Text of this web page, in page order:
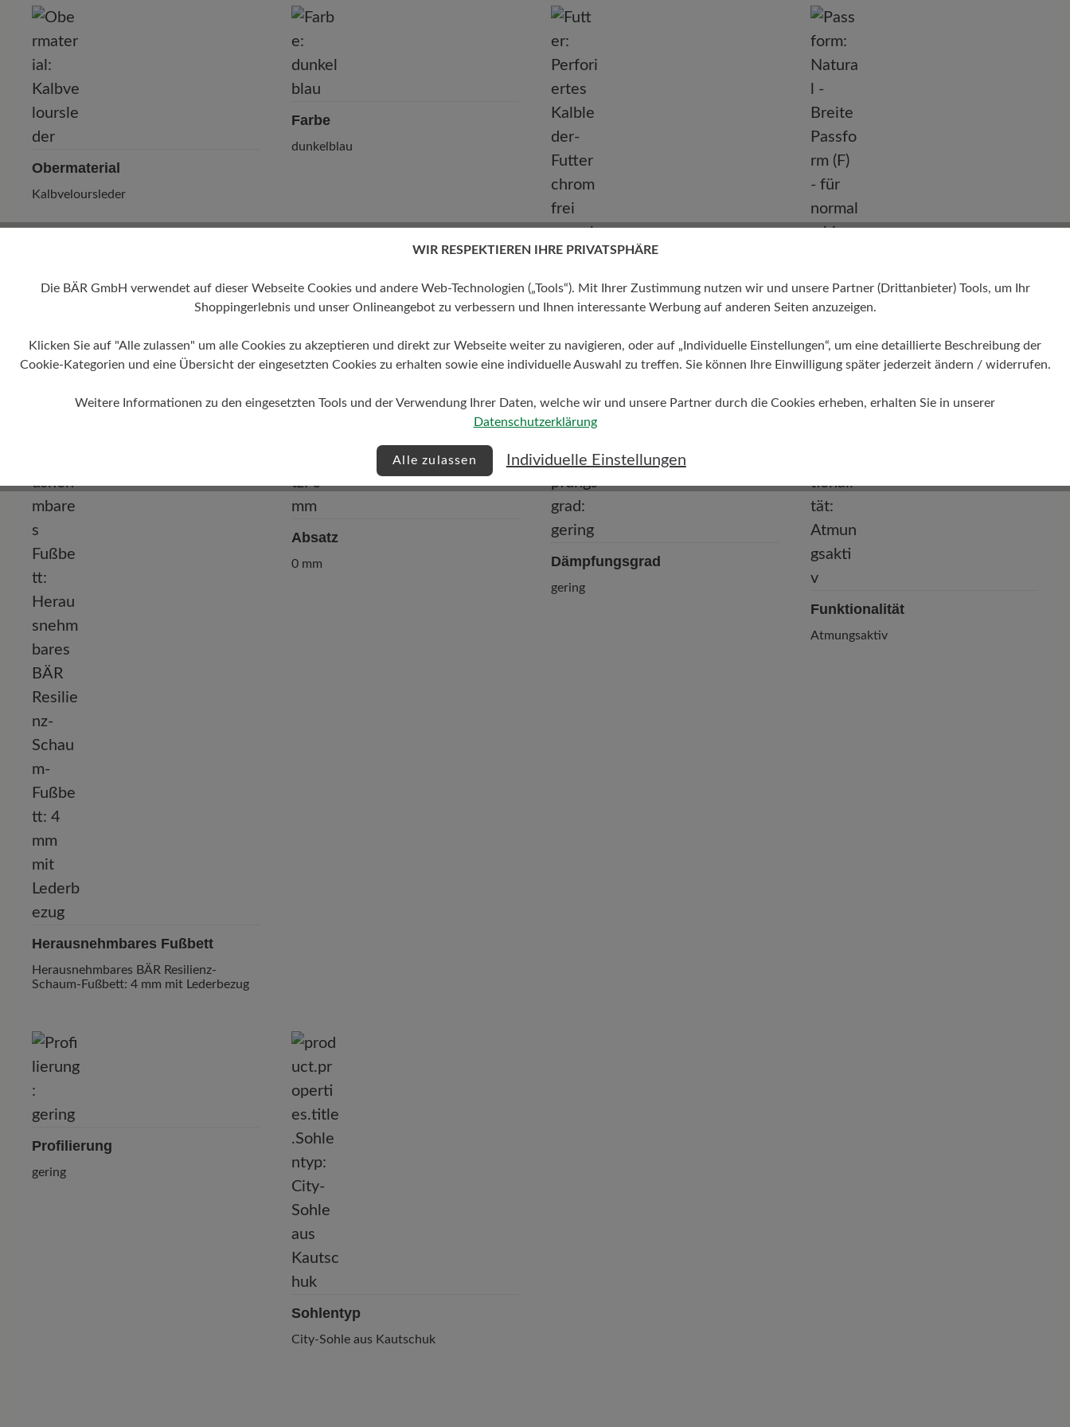
Pleidelsheimer Str. 15/1, 74321 Bietigheim-Bissingen, Deutschland
kundenbetreuung@baer-schuhe.de
Telefon: 0800 51 65 65 56 (gebührenfrei)
Obermaterial
Kalbveloursleder
Farbe
dunkelblau
Futter
gegerbt/Ferse Textilfutter
Passform
Natural - Breite Passform (F) - für
normale bis breite Füße
Herausnehmbares Fußbett
Herausnehmbares BÄR Resilienz-
Schaum-Fußbett: 4 mm mit Lederbezug
Absatz
0 mm Dämpfungsgrad
gering
Funktionalität
Atmungsaktiv
Profilierung
gering
Sohlentyp
City-Sohle aus Kautschuk
WIR RESPEKTIEREN IHRE PRIVATSPHÄRE
Die BÄR GmbH verwendet auf dieser Webseite Cookies und andere Web-Technologien („Tools“). Mit Ihrer Zustimmung nutzen wir und unsere Partner (Drittanbieter) Tools, um Ihr
Shoppingerlebnis und unser Onlineangebot zu verbessern und Ihnen interessante Werbung auf anderen Seiten anzuzeigen.
Klicken Sie auf "Alle zulassen" um alle Cookies zu akzeptieren und direkt zur Webseite weiter zu navigieren, oder auf „Individuelle Einstellungen“, um eine detaillierte Beschreibung der
Cookie-Kategorien und eine Übersicht der eingesetzten Cookies zu erhalten sowie eine individuelle Auswahl zu treffen. Sie können Ihre Einwilligung später jederzeit ändern / widerrufen.
Weitere Informationen zu den eingesetzten Tools und der Verwendung Ihrer Daten, welche wir und unsere Partner durch die Cookies erheben, erhalten Sie in unserer
Datenschutzerklärung
Alle zulassen Individuelle Einstellungen